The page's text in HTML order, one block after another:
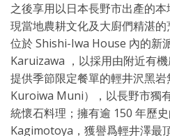
之後享用以日本長野市出產的
現當地農耕文化及大廚們精湛的
位於 Shishi-Iwa House 內的新
Karuizawa ，以採用由附近有
提供季節限定餐單的輕井沢黑
Kuroiwa Muni），以長野市獨
統懷石料理；擁有逾 150 年歷
Kagimotoya，獲譽爲輕井澤最